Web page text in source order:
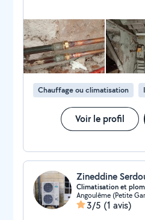
Chauffage ou climatisation
Voir le profil
Climatisation et
Angoulême (Petite
3/5 (1 avis)